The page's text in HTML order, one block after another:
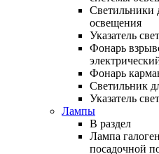
Светильники
освещения
Указатель
Фонарь
Фонарь
Светильник
Указатель
Лампы
В раздел
Лампа
посадочной